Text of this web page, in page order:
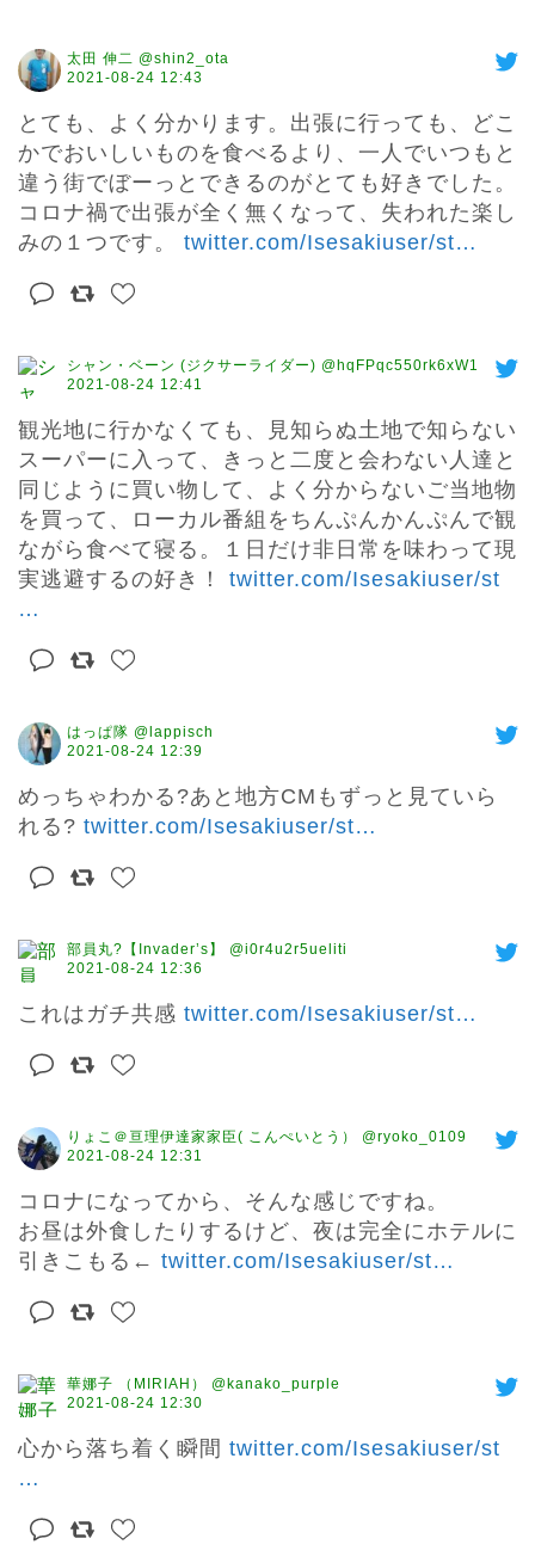
太田 伸二 @shin2_ota
2021-08-24 12:43
とても、よく分かります。出張に行っても、どこ
かでおいしいものを食べるより、一人でいつもと
違う街でぼーっとできるのがとても好きでした。
コロナ禍で出張が全く無くなって、失われた楽し
みの１つです。 twitter.com/Isesakiuser/st…
シャン・ベーン (ジクサーライダー) @hqFPqc550rk6xW1
2021-08-24 12:41
観光地に行かなくても、見知らぬ土地で知らない
スーパーに入って、きっと二度と会わない人達と
同じように買い物して、よく分からないご当地物
を買って、ローカル番組をちんぷんかんぷんで観
ながら食べて寝る。１日だけ非日常を味わって現
実逃避するの好き！ twitter.com/Isesakiuser/st
…
はっぱ隊 @lappisch
2021-08-24 12:39
めっちゃわかる?あと地方CMもずっと見ていら
れる? twitter.com/Isesakiuser/st…
部員丸?【Invader’s】 @i0r4u2r5ueliti
2021-08-24 12:36
これはガチ共感 twitter.com/Isesakiuser/st…
りょこ＠亘理伊達家家臣( こんぺいとう） @ryoko_0109
2021-08-24 12:31
コロナになってから、そんな感じですね。
お昼は外食したりするけど、夜は完全にホテルに
引きこもる← twitter.com/Isesakiuser/st…
華娜子 （MIRIAH） @kanako_purple
2021-08-24 12:30
心から落ち着く瞬間 twitter.com/Isesakiuser/st
…